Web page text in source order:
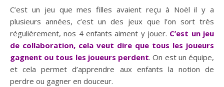
C’est un jeu que mes filles avaient reçu à Noël il y a
plusieurs années, c’est un des jeux que l’on sort très
régulièrement, nos 4 enfants aiment y jouer. C’est un jeu
de collaboration, cela veut dire que tous les joueurs
gagnent ou tous les joueurs perdent. On est un équipe,
et cela permet d’apprendre aux enfants la notion de
perdre ou gagner en douceur.